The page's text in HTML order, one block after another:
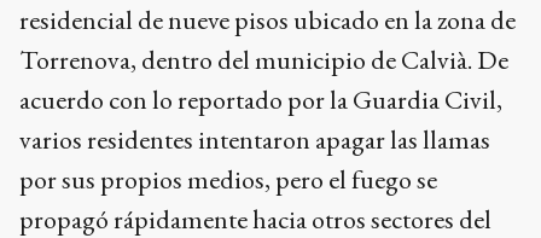
residencial de nueve pisos ubicado en la zona de
Torrenova, dentro del municipio de Calvià. De
acuerdo con lo reportado por la Guardia Civil,
varios residentes intentaron apagar las llamas
por sus propios medios, pero el fuego se
propagó rápidamente hacia otros sectores del